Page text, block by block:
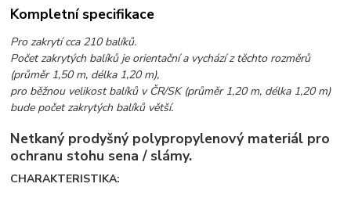
Kompletní specifikace
Pro zakrytí cca 210 balíků.
Počet zakrytých balíků je orientační a vychází z těchto rozměrů
(průměr 1,50 m, délka 1,20 m),
pro běžnou velikost balíků v ČR/SK (průměr 1,20 m, délka 1,20 m)
bude počet zakrytých balíků větší.
Netkaný prodyšný polypropylenový materiál pro
ochranu stohu sena / slámy.
CHARAKTERISTIKA: